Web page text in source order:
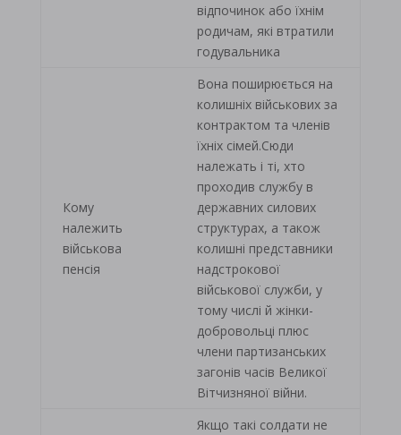
відпочинок або їхнім
родичам, які втратили
годувальника
Кому
належить
військова
пенсія
Вона поширюється на
колишніх військових за
контрактом та членів
їхніх сімей.Сюди
належать і ті, хто
проходив службу в
державних силових
структурах, а також
колишні представники
надстрокової
військової служби, у
тому числі й жінки-
добровольці плюс
члени партизанських
загонів часів Великої
Вітчизняної війни.
Якщо такі солдати не